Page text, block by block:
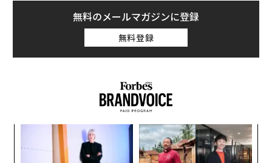
無料のメールマガジンに登録
無料登録